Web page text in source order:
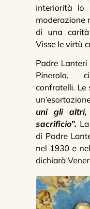
interiorità lo
moderazione
di una
Visse le virtù
Padre
Pinerolo,
confratelli. Le
uni gli
sacrificio”.
di Padre
nel 1930 e
dichiarò